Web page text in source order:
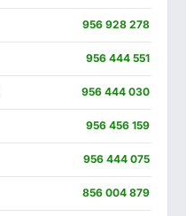
956 928 278
956 444 551
956 444 030
956 456 159
956 444 075
856 004 879